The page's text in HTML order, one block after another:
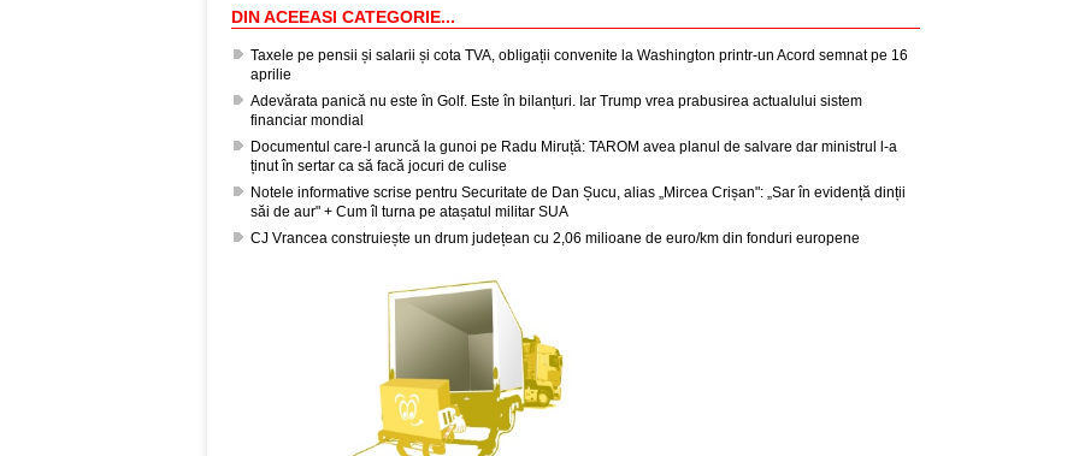
DIN ACEEASI CATEGORIE...
Taxele pe pensii și salarii și cota TVA, obligații convenite la Washington printr-un Acord semnat pe 16
aprilie
Adevărata panică nu este în Golf. Este în bilanțuri. Iar Trump vrea prabusirea actualului sistem
financiar mondial
Documentul care-l aruncă la gunoi pe Radu Miruță: TAROM avea planul de salvare dar ministrul l-a
ținut în sertar ca să facă jocuri de culise
Notele informative scrise pentru Securitate de Dan Șucu, alias „Mircea Crișan": „Sar în evidență dinții
săi de aur" + Cum îl turna pe atașatul militar SUA
CJ Vrancea construiește un drum județean cu 2,06 milioane de euro/km din fonduri europene